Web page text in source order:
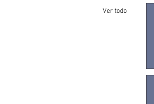
Ver todo